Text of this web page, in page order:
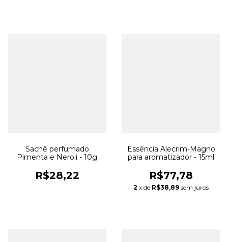
Sachê perfumado
Pimenta e Neroli - 10g
R$28,22
Essência Alecrim-Magno
para aromatizador - 15ml
R$77,78
2 x de R$38,89 sem juros